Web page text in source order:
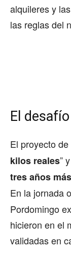
alquileres y
las reglas del
El
El proyecto
kilos reales”
tres años
En la jornada
Pordomingo
hicieron en el
validadas en